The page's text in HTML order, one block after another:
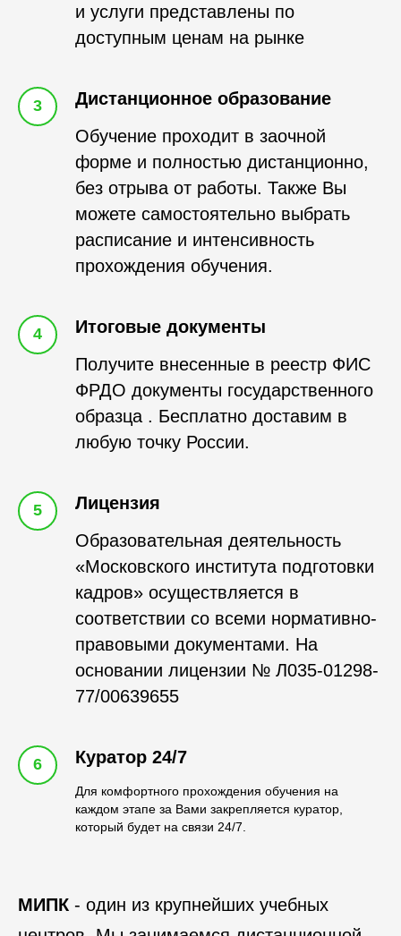
и услуги представлены по
доступным ценам на рынке
3
Дистанционное образование
Обучение проходит в заочной
форме и полностью дистанционно,
без отрыва от работы. Также Вы
можете самостоятельно выбрать
расписание и интенсивность
прохождения обучения.
4
Итоговые документы
Получите внесенные в реестр ФИС
ФРДО документы государственного
образца . Бесплатно доставим в
любую точку России.
5
Лицензия
Образовательная деятельность
«Московского института подготовки
кадров» осуществляется в
соответствии со всеми нормативно-
правовыми документами. На
основании лицензии № Л035-01298-
77/00639655
6 Куратор 24/7
Для комфортного прохождения обучения на
каждом этапе за Вами закрепляется куратор,
который будет на связи 24/7.
МИПК - один из крупнейших учебных